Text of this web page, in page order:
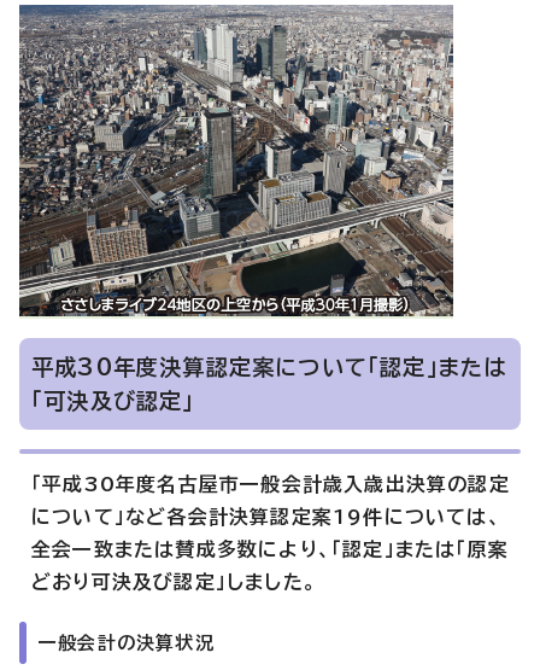
平成30年度決算認定案について「認定」または
「可決及び認定」
「平成30年度名古屋市一般会計歳入歳出決算の認定
について」など各会計決算認定案19件については、
全会一致または賛成多数により、「認定」または「原案
どおり可決及び認定」しました。
一般会計の決算状況